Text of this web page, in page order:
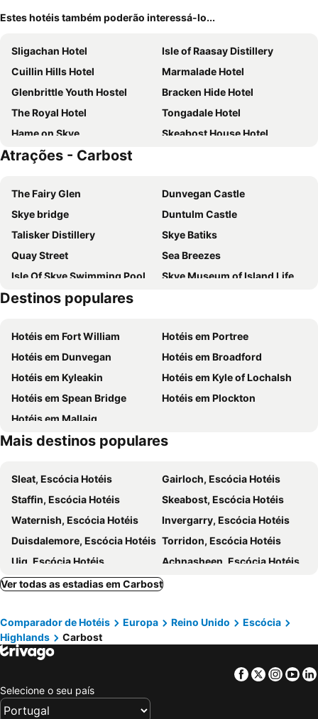
Estes hotéis também poderão interessá-lo...
Sligachan Hotel
Isle of Raasay Distillery
Cuillin Hills Hotel
Marmalade Hotel
Glenbrittle Youth Hostel
Bracken Hide Hotel
The Royal Hotel
Tongadale Hotel
Hame on Skye
Skeabost House Hotel
Bosville Hotel
Skye Lodges
Atrações - Carbost
The Fairy Glen
Dunvegan Castle
Skye bridge
Duntulm Castle
Talisker Distillery
Skye Batiks
Quay Street
Sea Breezes
Isle Of Skye Swimming Pool
Skye Museum of Island Life
Coral Beaches
Museum Kyle Line
Destinos populares
Hotéis em Fort William
Hotéis em Portree
Hotéis em Dunvegan
Hotéis em Broadford
Hotéis em Kyleakin
Hotéis em Kyle of Lochalsh
Hotéis em Spean Bridge
Hotéis em Plockton
Hotéis em Mallaig
Mais destinos populares
Sleat, Escócia Hotéis
Gairloch, Escócia Hotéis
Staffin, Escócia Hotéis
Skeabost, Escócia Hotéis
Waternish, Escócia Hotéis
Invergarry, Escócia Hotéis
Duisdalemore, Escócia Hotéis Torridon, Escócia Hotéis
Uig, Escócia Hotéis
Achnasheen, Escócia Hotéis
Cannich, Escócia Hotéis
Lochailort, Escócia Hotéis
Glendale, Escócia Hotéis
Glenmoriston, Escócia Hotéis
Lochboisdale, Escócia Hotéis
Berneray, Escócia Hotéis
Acharacle, Escócia Hotéis
Edimburgo, Escócia Hotéis
Glasgow, Escócia Hotéis
Fort William, Escócia Hotéis
Ver todas as estadias em Carbost
Comparador de Hotéis Europa Reino Unido
Escócia
Highlands
Carbost
Facebook
Twitter
Selecione o seu país